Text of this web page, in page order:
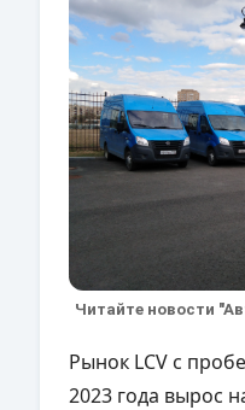
Читайте новости
Рынок LCV с
2023 года вырос